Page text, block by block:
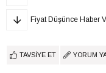
Fiyat Düşünce Haber
TAVSIYE ET YORUM